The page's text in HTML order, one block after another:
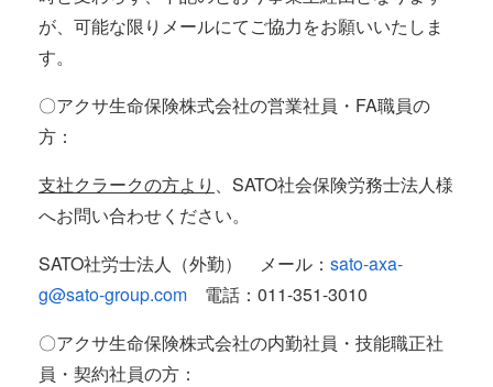
が、可能な限りメールにてご協力をお願いいたしま
す。
〇アクサ生命保険株式会社の営業社員・FA職員の
方：
支社クラークの方より 、SATO社会保険労務士法人様
へお問い合わせください。
SATO社労士法人（外勤） メール： sato-axa-
g@sato-group.com 電話：011-351-3010
〇アクサ生命保険株式会社の内勤社員・技能職正社
員・契約社員の方：